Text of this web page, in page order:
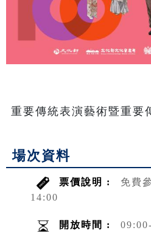
重要傳統表演藝術暨重要
場次資料
票價說明 :
免費
14:00
開放時間 :